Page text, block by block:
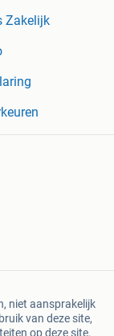
Zakelijk
niet aansprakelijk
van deze site,
op deze site.